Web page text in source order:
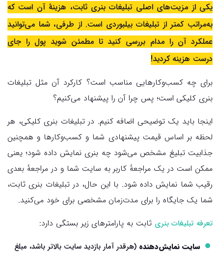
یکی از مزیت‌های اصلی تبلیغات بنری ثابت، هزینهٔ آن است که
به‌مراتب کمتر از تبلیغات بیلبوردی است. از طرفی، شما می‌توانید
عملکرد آن را مدام بررسی کنید تا مطمئن شوید پول را جای
درست هزینه کردید!
برای چه کسب‌وکارهایی مناسب است؟ کارکرد آن مثل تبلیغات
بنری کلیکی است؛ پس چرا آن را پیشنهاد می‌کنیم؟
اینجا باید یک توضیحی اضافه کنیم. در تبلیغات بنری کلیکی، هر
لحظه بر اساس قیمت پیشنهادی شما و کسب‌وکارها و همچنین
جذابیت تبلیغ مشخص می‌شود چه بنری نمایش داده شود؛ یعنی
ممکن است در یک مراجعهٔ کاربر به سایت شما و در مراجعهٔ بعدی
رقیب شما نمایش داده شود. با این حال، در تبلیغات بنری ثابت،
شما یک جایگاه را برای مدت‌زمان مشخصی برای خود می‌کنید.
تعرفه تبلیغات بنری ثابت به پارامترهای زیر بستگی دارد:
سایت نمایش‌دهنده (هرقدر آمار بازدید سایت بالاتر باشد، مبلغ